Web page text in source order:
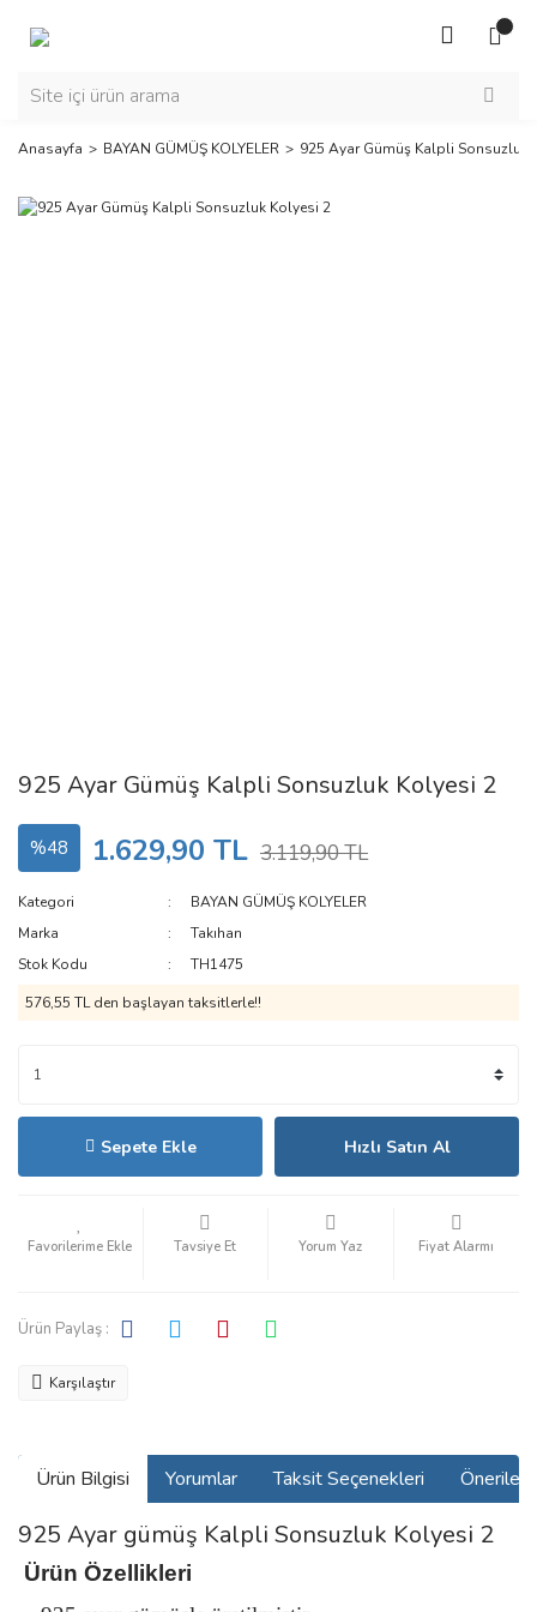
Anasayfa BAYAN GÜMÜŞ KOLYELER 925 Ayar Gümüş Kalpli Sonsuzluk
925 Ayar Gümüş Kalpli Sonsuzluk Kolyesi 2
%48 1.629,90 TL 3.119,90 TL
Kategori
BAYAN GÜMÜŞ KOLYELER
Marka
Takıhan
Stok Kodu
TH1475
576,55 TL den başlayan taksitlerle!!
Sepete Ekle Hızlı Satın Al
Tavsiye Et Yorum Yaz Fiyat Alarmı
Ürün Paylaş :
Karşılaştır
Ürün Bilgisi Yorumlar Taksit Seçenekleri
925 Ayar gümüş Kalpli Sonsuzluk Kolyesi 2
Ürün Özellikleri